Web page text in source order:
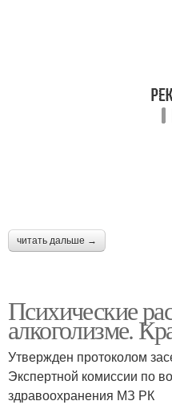
читать дальше →
Психические
алкоголизме.
Утвержден протоколом
Экспертной комиссии по
здравоохранения МЗ РК